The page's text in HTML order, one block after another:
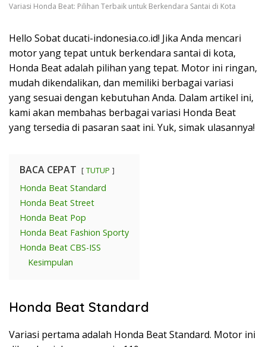
Variasi Honda Beat: Pilihan Terbaik untuk Berkendara Santai di Kota
Hello Sobat ducati-indonesia.co.id! Jika Anda mencari
motor yang tepat untuk berkendara santai di kota,
Honda Beat adalah pilihan yang tepat. Motor ini ringan,
mudah dikendalikan, dan memiliki berbagai variasi
yang sesuai dengan kebutuhan Anda. Dalam artikel ini,
kami akan membahas berbagai variasi Honda Beat
yang tersedia di pasaran saat ini. Yuk, simak ulasannya!
BACA CEPAT TUTUP
Honda Beat Standard
Honda Beat Street
Honda Beat Pop
Honda Beat Fashion Sporty
Honda Beat CBS-ISS
Kesimpulan
Honda Beat Standard
Variasi pertama adalah Honda Beat Standard. Motor ini